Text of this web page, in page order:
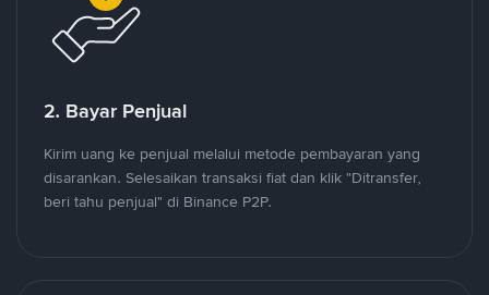
2. Bayar Penjual
Kirim uang ke penjual melalui metode pembayaran yang
disarankan. Selesaikan transaksi fiat dan klik "Ditransfer,
beri tahu penjual" di Binance P2P.